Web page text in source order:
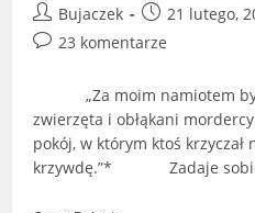
Post
author:
Bujaczek
Post
published:
21 lutego,
Post23 komentarze
„Za moim namiotem był
zwierzęta i obłąkani
pokój, w którym ktoś
krzywdę.”* Zadaje sobie